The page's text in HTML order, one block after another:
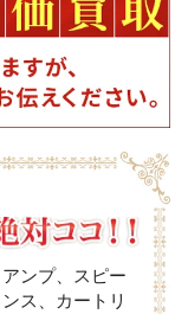
ンプ、スピー
ス、カートリ